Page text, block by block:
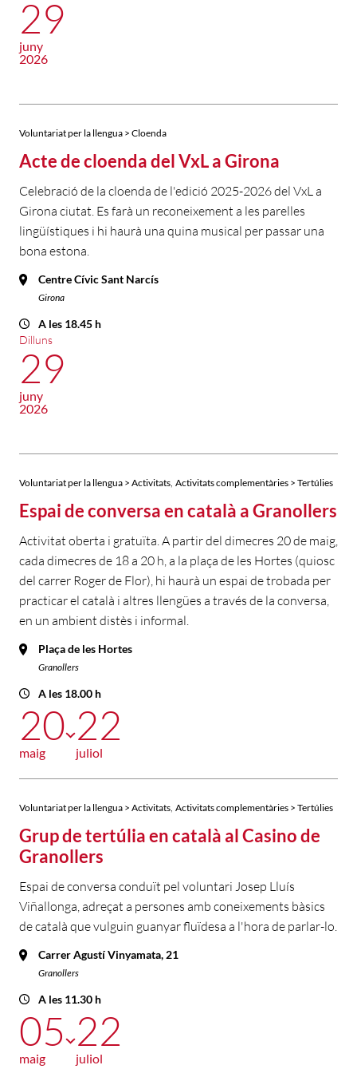
29
juny
2026
Voluntariat per la llengua > Cloenda
Acte de cloenda del VxL a Girona
Celebració de la cloenda de l'edició 2025-2026 del VxL a
Girona ciutat. Es farà un reconeixement a les parelles
lingüístiques i hi haurà una quina musical per passar una
bona estona.
Centre Cívic Sant Narcís
Girona
A les 18.45 h
Dilluns
29
juny
2026
Voluntariat per la llengua > Activitats Activitats complementàries > Tertúlies
Espai de conversa en català a Granollers
Activitat oberta i gratuïta. A partir del dimecres 20 de maig,
cada dimecres de 18 a 20 h, a la plaça de les Hortes (quiosc
del carrer Roger de Flor), hi haurà un espai de trobada per
practicar el català i altres llengües a través de la conversa,
en un ambient distès i informal.
Plaça de les Hortes
Granollers
A les 18.00 h
20
maig
22
juliol
Voluntariat per la llengua > Activitats Activitats complementàries > Tertúlies
Grup de tertúlia en català al Casino de
Granollers
Espai de conversa conduït pel voluntari Josep Lluís
Viñallonga, adreçat a persones amb coneixements bàsics
de català que vulguin guanyar fluïdesa a l'hora de parlar-lo.
Carrer Agustí Vinyamata, 21
Granollers
A les 11.30 h
05
maig
22
juliol